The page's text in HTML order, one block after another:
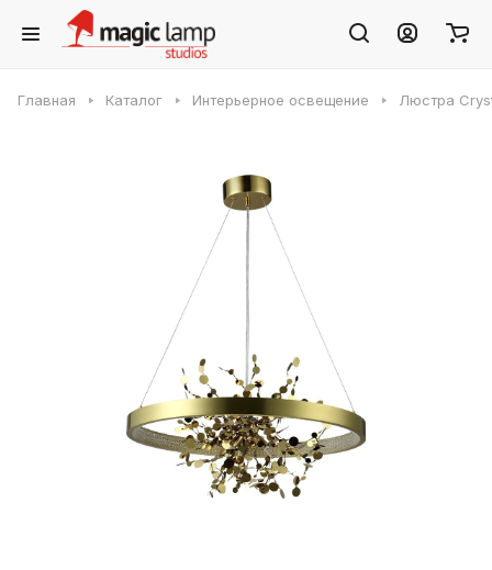
Главная Каталог Интерьерное освещение Люстра